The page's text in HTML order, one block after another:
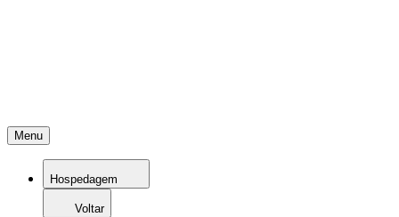
Menu
Hospedagem
Voltar